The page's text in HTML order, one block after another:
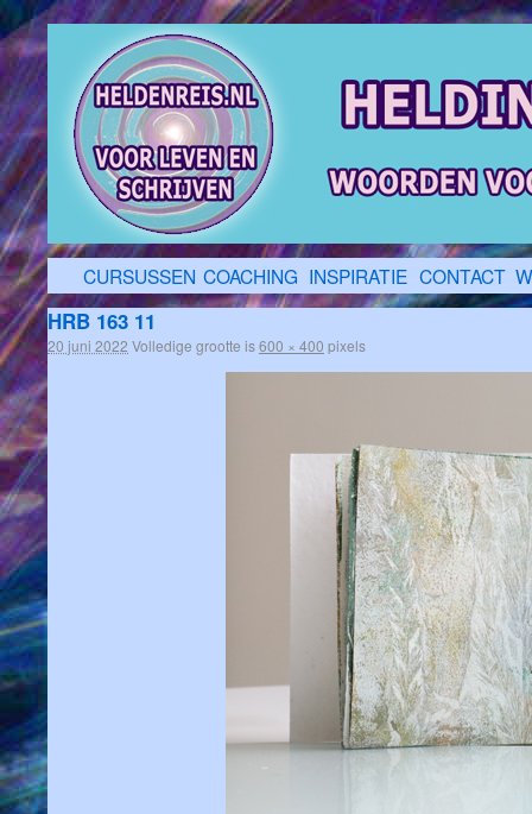
CURSUSSEN COACHING INSPIRATIE CONTACT
HRB 163 11
20 juni 2022 Volledige grootte is600 × 400 pixels